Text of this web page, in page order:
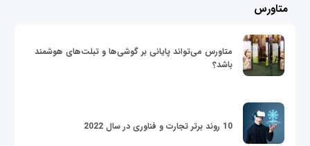
متاورس
متاورس می‌تواند پایانی بر گوشی‌ها و تبلت‌های هوشمند
باشد؟
10 روند برتر تجارت و فناوری در سال 2022